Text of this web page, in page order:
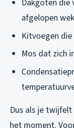
Dakgoten die
afgelopen
Kitvoegen
Mos dat zich
Dus als je
het moment.